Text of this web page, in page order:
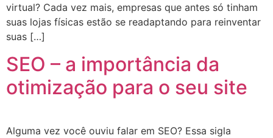
virtual? Cada vez mais, empresas que antes só tinham
suas lojas físicas estão se readaptando para reinventar
suas […]
SEO – a importância da
otimização para o seu site
Alguma vez você ouviu falar em SEO? Essa sigla